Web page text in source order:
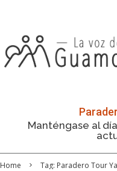
Manténgase al
Home
Tag: Paradero Tour